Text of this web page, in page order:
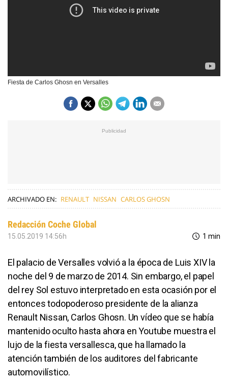
Fiesta de Carlos Ghosn en Versalles
ARCHIVADO EN: RENAULT NISSAN CARLOS GHOSN
Redacción Coche Global
15.05.2019 14:56h 1 min
El palacio de Versalles volvió a la época de Luis XIV la
noche del 9 de marzo de 2014. Sin embargo, el papel
del rey Sol estuvo interpretado en esta ocasión por el
entonces todopoderoso presidente de la alianza
Renault Nissan, Carlos Ghosn. Un vídeo que se había
mantenido oculto hasta ahora en Youtube muestra el
lujo de la fiesta versallesca, que ha llamado la
atención también de los auditores del fabricante
automovilístico.